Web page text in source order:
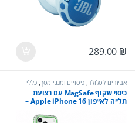
289.00 ₪
אביזרים לסלולר, כיסויים ומגני מסך,כללי
כיסוי שקוף MagSafe עם רצועת
תלייה לאייפון Apple iPhone 16 –